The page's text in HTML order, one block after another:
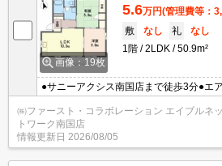
画像：19枚
5.6万円(管理費等：
敷
なし 礼
なし
1階
2LDK 50.9m²
●サニーアクシス南国店まで徒歩3分●エ
料●温水洗浄便座●専用庭
㈱ファースト・コラボレーション エイブルネッ
トワーク南国店
情報更新日 2026/08/05